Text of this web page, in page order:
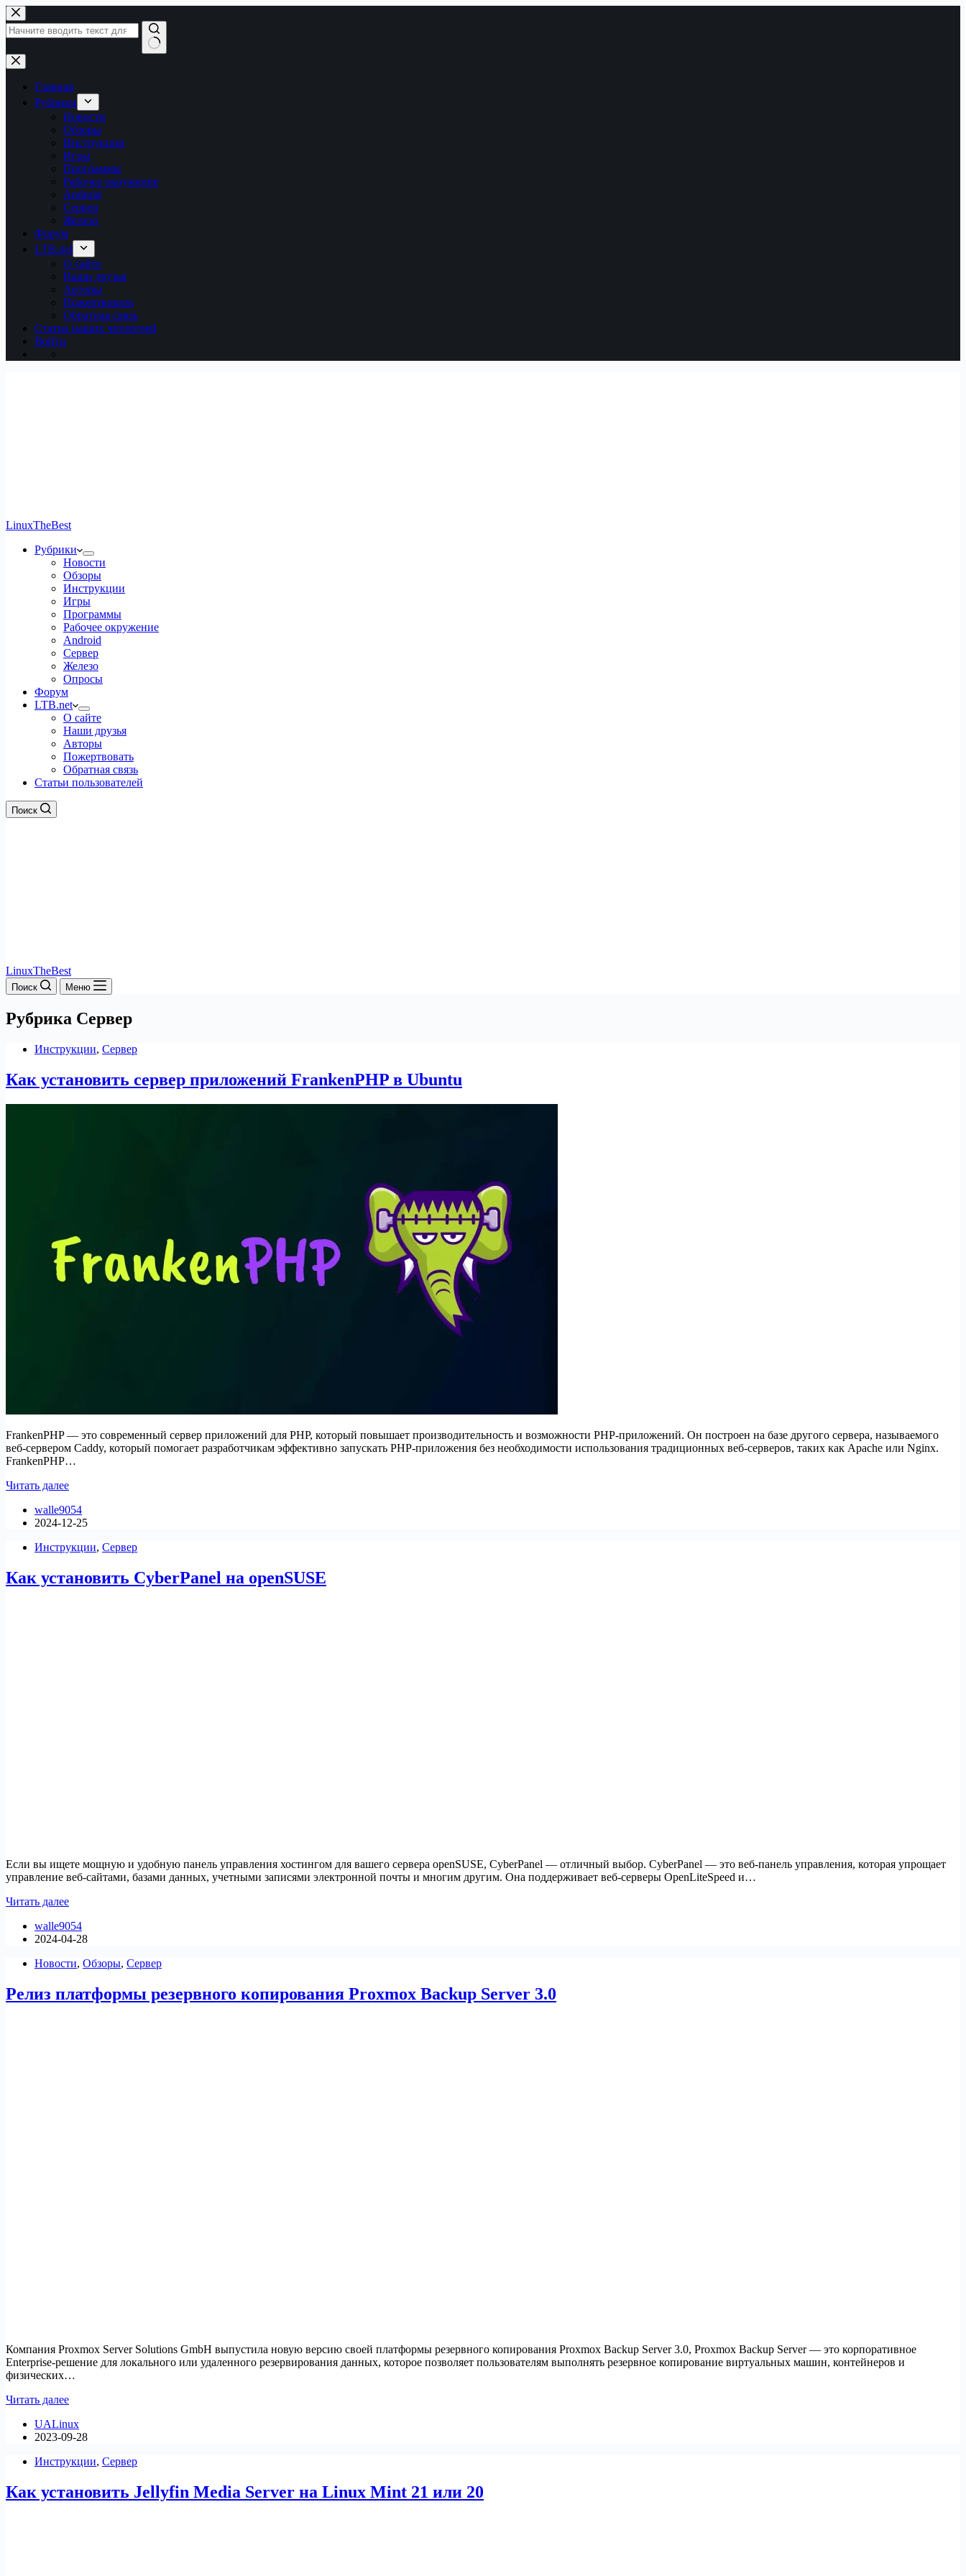
Перейти
к
сути
Ничего
не
найденоГлавная
Рубрики
Новости
Обзоры
Инструкции
Игры
Программы
Рабочее окружение
Android
Сервер
Железо
Форум
LTB.net
О сайте
Наши друзья
Авторы
Пожертвовать
Обратная связь
Статьи наших читателей
Войти
LinuxTheBest
Рубрики
Новости
Обзоры
Инструкции
Игры
Программы
Рабочее окружение
Android
Сервер
Железо
Опросы
Форум
LTB.net
О сайте
Наши друзья
Авторы
Пожертвовать
Обратная связь
Статьи пользователей
Поиск
LinuxTheBest
Поиск Меню
Рубрика Сервер
Инструкции, Сервер
Как установить сервер приложений FrankenPHP в Ubuntu
FrankenPHP — это современный сервер приложений для PHP, который повышает производительность и возможности PHP-приложений. Он построен на базе другого сервера, называемого
веб-сервером Caddy, который помогает разработчикам эффективно запускать PHP-приложения без необходимости использования традиционных веб-серверов, таких как Apache или Nginx.
FrankenPHP…
Читать далееКак
сервер
приложений
в
walle9054
2024-12-25
Инструкции, Сервер
Как установить CyberPanel на openSUSE
Если вы ищете мощную и удобную панель управления хостингом для вашего сервера openSUSE, CyberPanel — отличный выбор. CyberPanel — это веб-панель управления, которая упрощает
управление веб-сайтами, базами данных, учетными записями электронной почты и многим другим. Она поддерживает веб-серверы OpenLiteSpeed и…
Читать далееКак
CyberPanel
на
walle9054
2024-04-28
Новости, Обзоры, Сервер
Релиз платформы резервного копирования Proxmox Backup Server 3.0
Компания Proxmox Server Solutions GmbH выпустила новую версию своей платформы резервного копирования Proxmox Backup Server 3.0, Proxmox Backup Server — это корпоративное
Enterprise-решение для локального или удаленного резервирования данных, которое позволяет пользователям выполнять резервное копирование виртуальных машин, контейнеров и
физических…
Читать далееРелиз
резервного
копирования
Backup
3.0
UALinux
2023-09-28
Инструкции, Сервер
Как установить Jellyfin Media Server на Linux Mint 21 или 20